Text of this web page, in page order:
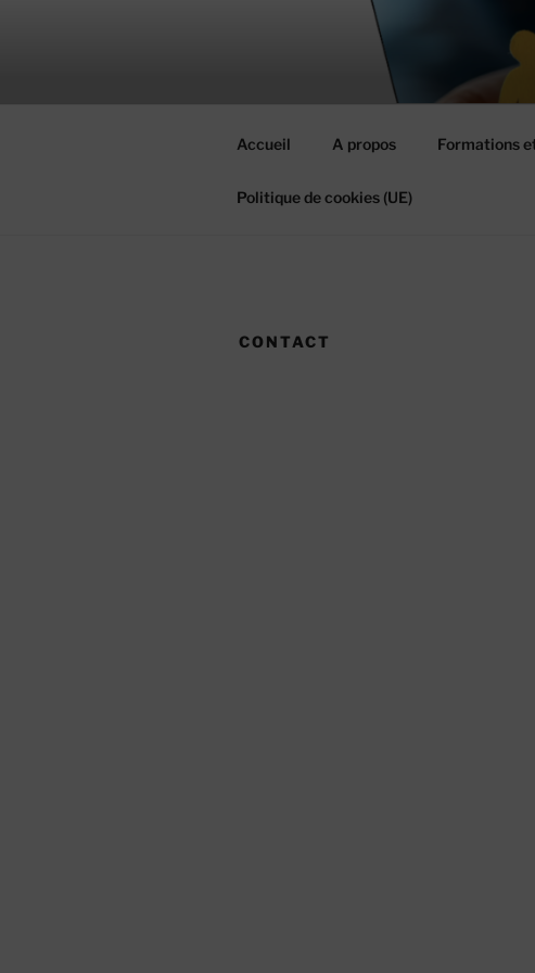
MIEUX
#MieuxRéussirEnsemble
Accueil A propos Formations
Politique de cookies (UE)
CONTACT